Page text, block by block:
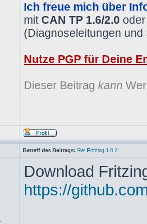
Ich freue mich über
mit CAN TP 1.6/2.0
(Diagnoseleitungen
Nutze PGP für Deine
Dieser Beitrag kann
Betreff des Beitrags: Re: Fritzing 1.0.2:
Download
https://